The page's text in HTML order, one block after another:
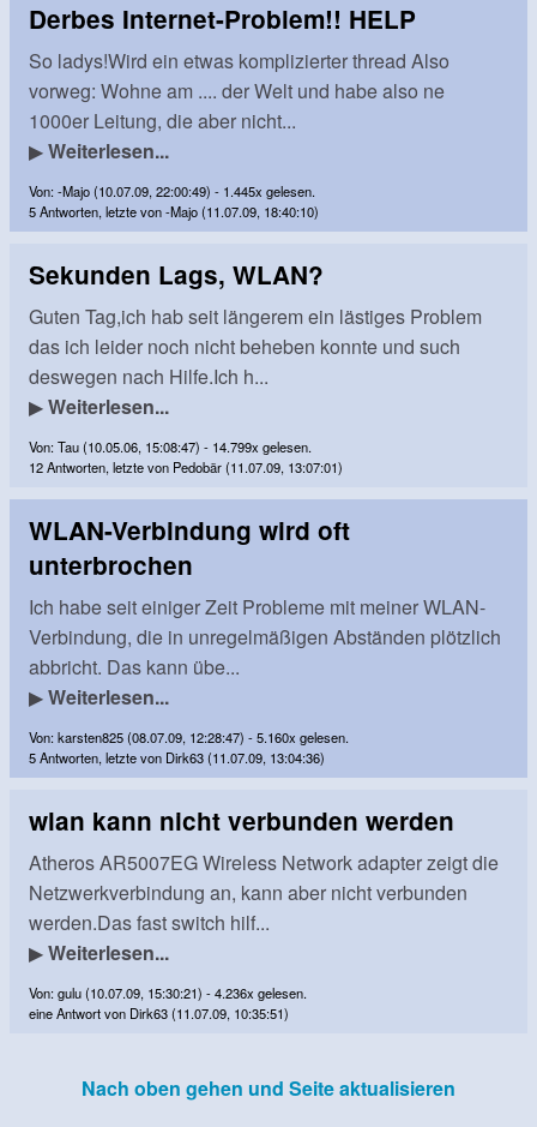
Derbes Internet-Problem!! HELP
So ladys!Wird ein etwas komplizierter thread Also
vorweg: Wohne am .... der Welt und habe also ne
1000er Leitung, die aber nicht...
▶Weiterlesen...
Von: -Majo (10.07.09, 22:00:49) - 1.445x gelesen.
5 Antworten, letzte von -Majo (11.07.09, 18:40:10)
Sekunden Lags, WLAN?
Guten Tag,ich hab seit längerem ein lästiges Problem
das ich leider noch nicht beheben konnte und such
deswegen nach Hilfe.Ich h...
▶Weiterlesen...
Von: Tau (10.05.06, 15:08:47) - 14.799x gelesen.
12 Antworten, letzte von Pedobär (11.07.09, 13:07:01)
WLAN-Verbindung wird oft
unterbrochen
Ich habe seit einiger Zeit Probleme mit meiner WLAN-
Verbindung, die in unregelmäßigen Abständen plötzlich
abbricht. Das kann übe...
▶Weiterlesen...
Von: karsten825 (08.07.09, 12:28:47) - 5.160x gelesen.
5 Antworten, letzte von Dirk63 (11.07.09, 13:04:36)
wlan kann nicht verbunden werden
Atheros AR5007EG Wireless Network adapter zeigt die
Netzwerkverbindung an, kann aber nicht verbunden
werden.Das fast switch hilf...
▶Weiterlesen...
Von: gulu (10.07.09, 15:30:21) - 4.236x gelesen.
eine Antwort von Dirk63 (11.07.09, 10:35:51)
Nach oben gehen und Seite aktualisieren